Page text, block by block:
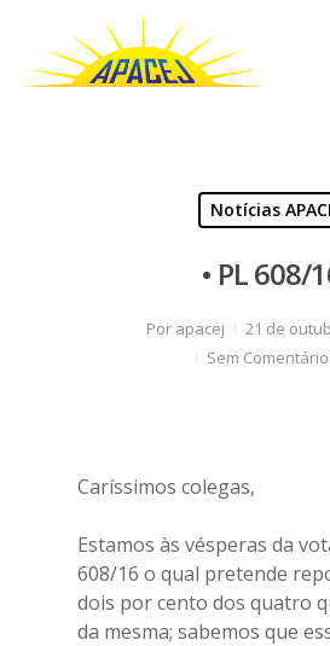
Notícias
• PL 608/
Por apacej
21 de
Sem
Caríssimos colegas,
Estamos às vésperas da
608/16 o qual pretende
dois por cento dos quatro
da mesma; sabemos que